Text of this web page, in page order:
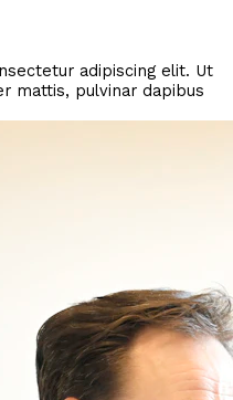
adipiscing elit. Ut
mattis, pulvinar dapibus